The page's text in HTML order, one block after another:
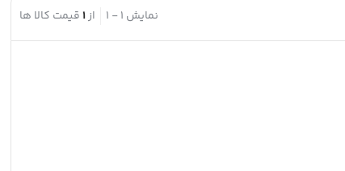
نمایش 1
-
1 از1 قیمت کالا ها